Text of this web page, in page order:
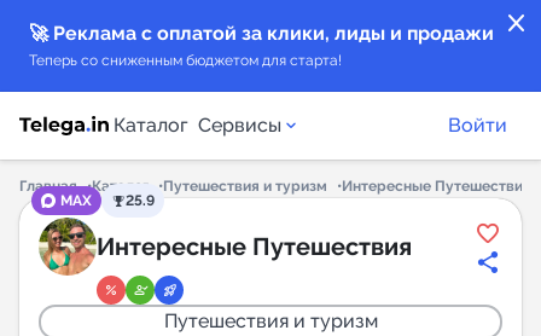
close
🚀 Реклама с оплатой за клики, лиды и продажи
Теперь со сниженным бюджетом для старта!
Каталог Сервисы
Каталог каналов
Каталог ботов
Войти
Главная Каталог Путешествия и туризм
Интересные Путешествия
MAX
25.9
Интересные Путешествия
Путешествия и туризм